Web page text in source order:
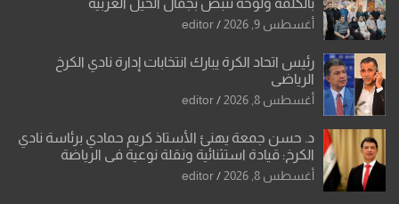
أغسطس 9, 2026 editor
رئيس اتحاد الكرة يبارك انتخابات إدارة نادي الكرخ
الرياضي
أغسطس 8, 2026 editor
د. حسن جمعة يهنئ الأستاذ كريم حمادي برئاسة نادي
الكرخ: قيادة استثنائية ونقلة نوعية في الرياضة
العراقية
أغسطس 8, 2026 editor